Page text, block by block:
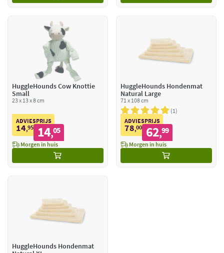
HuggleHounds Cow Knottie
Small
23 x 13 x 8 cm
ADVIESPRIJS
14,95 14,05
Morgen in huis
HuggleHounds Hondenmat
Natural Large
71 x 108 cm
1
ADVIESPRIJS
78,00 62,99
Morgen in huis
HuggleHounds Hondenmat